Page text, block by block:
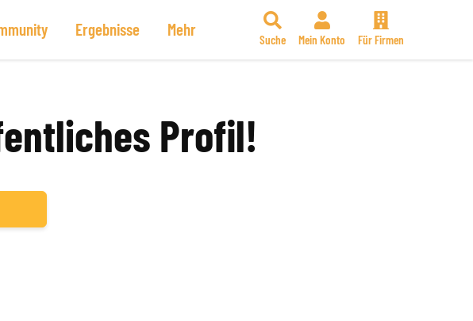
Ergebnisse Mehr
Suche Mein Konto Für Firmen
Profil!